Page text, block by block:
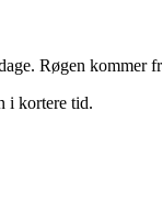
Røgen kommer
i kortere tid.